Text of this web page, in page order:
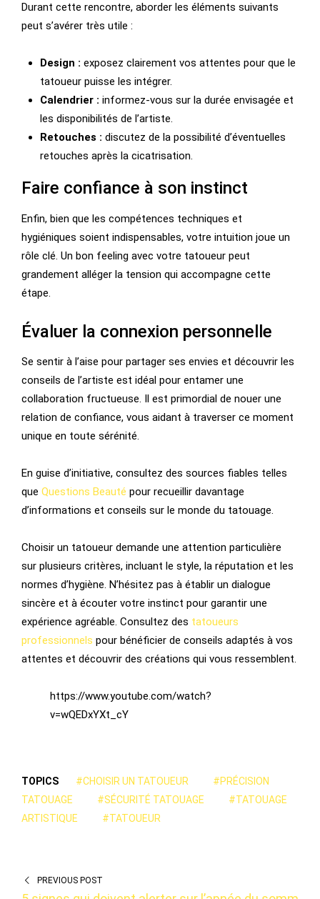
Durant cette rencontre, aborder les éléments suivants
peut s’avérer très utile :
Design : exposez clairement vos attentes pour que le
tatoueur puisse les intégrer.
Calendrier : informez-vous sur la durée envisagée et
les disponibilités de l’artiste.
Retouches : discutez de la possibilité d’éventuelles
retouches après la cicatrisation.
Faire confiance à son instinct
Enfin, bien que les compétences techniques et
hygiéniques soient indispensables, votre intuition joue un
rôle clé. Un bon feeling avec votre tatoueur peut
grandement alléger la tension qui accompagne cette
étape.
Évaluer la connexion personnelle
Se sentir à l’aise pour partager ses envies et découvrir les
conseils de l’artiste est idéal pour entamer une
collaboration fructueuse. Il est primordial de nouer une
relation de confiance, vous aidant à traverser ce moment
unique en toute sérénité.
En guise d’initiative, consultez des sources fiables telles
que Questions Beauté pour recueillir davantage
d’informations et conseils sur le monde du tatouage.
Choisir un tatoueur demande une attention particulière
sur plusieurs critères, incluant le style, la réputation et les
normes d’hygiène. N’hésitez pas à établir un dialogue
sincère et à écouter votre instinct pour garantir une
expérience agréable. Consultez des tatoueurs
professionnels pour bénéficier de conseils adaptés à vos
attentes et découvrir des créations qui vous ressemblent.
https://www.youtube.com/watch?
v=wQEDxYXt_cY
TOPICS #CHOISIR UN TATOUEUR
#PRÉCISION
TATOUAGE
#SÉCURITÉ TATOUAGE
#TATOUAGE
ARTISTIQUE
#TATOUEUR
PREVIOUS POST